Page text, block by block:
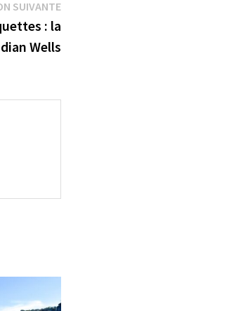
SUIVANTEPublication
suivante :
: la
Wells